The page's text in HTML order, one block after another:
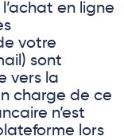
en ligne
votre
sont
vers la
charge de ce
n’est
lors